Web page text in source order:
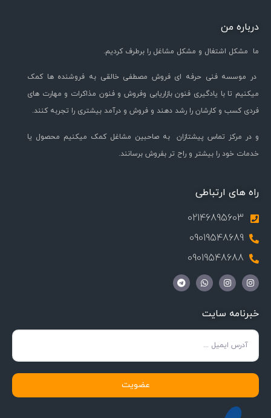
درباره من
ما مشکل اشتغال و مشکل مشاغل را برطرف کردیم.
در موسسه فنی حرفه ای فروش مصطفی خالقی به فروشنده ها کمک
میکنیم تا با یادگیری فنون بازاریابی وفروش و فنون مذاکرات و مهارت های
فردی کسب و کارشان را رشد دهند و فروش و درآمد بیشتری را تجربه کنند.
و در مرکز تماس پیشتازان به صاحبین مشاغل کمک میکنیم محصول یا
خدمات خود را بیشتر و راح تر بفروش برسانند.
راه های ارتباطی
02146895603
09019548689
09019548688
خبرنامه سایت
عضویت